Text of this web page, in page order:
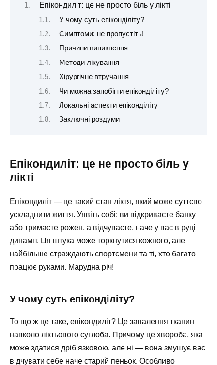
Епікондиліт: це не просто біль у лікті
У чому суть епіконділіту?
Симптоми: не пропустіть!
Причини виникнення
Методи лікування
Хірургічне втручання
Чи можна запобігти епіконділіту?
Локальні аспекти епіконділіту
Заключні роздуми
Епікондиліт: це не просто біль у
лікті
Епікондиліт — це такий стан ліктя, який може суттєво
ускладнити життя. Уявіть собі: ви відкриваєте банку
або тримаєте рожен, а відчуваєте, наче у вас в руці
динаміт. Ця штука може торкнутися кожного, але
найбільше страждають спортсмени та ті, хто багато
працює руками. Марудна річ!
У чому суть епіконділіту?
То що ж це таке, епікондиліт? Це запалення тканин
навколо ліктьового суглоба. Причому це хвороба, яка
може здатися дріб’язковою, але ні — вона змушує вас
відчувати себе наче старий пеньок. Особливо